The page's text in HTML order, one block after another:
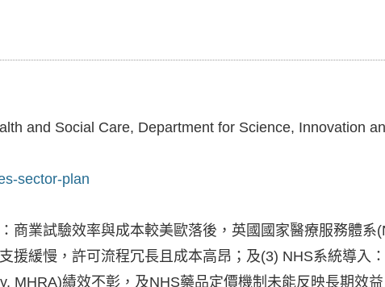
and Social Care, Department for Science, Innovation
sector-plan
商業試驗效率與成本較美歐落後，英國國家醫療服務體系
援緩慢，許可流程冗長且成本高昂；及(3) NHS系統導入
MHRA)績效不彰，及NHS藥品定價機制未能反映長期效